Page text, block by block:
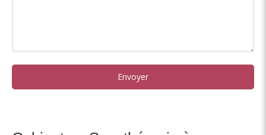
Envoyer